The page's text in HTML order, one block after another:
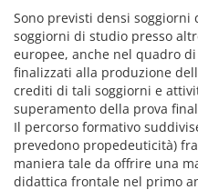
Sono previsti densi
soggiorni di studio presso
europee, anche nel quadro
finalizzati alla produzione
crediti di tali soggiorni e
superamento della prova
Il percorso formativo
prevedono propedeuticità)
maniera tale da offrire una
didattica frontale nel primo